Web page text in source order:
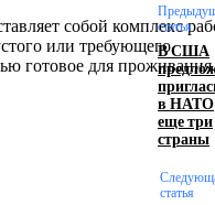
собой комплекс
или требующего
готовое для проживания
бренда
статья
В США
в НАТО
еще три
страны
статья